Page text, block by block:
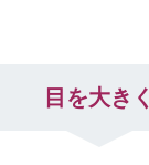
目を大きく